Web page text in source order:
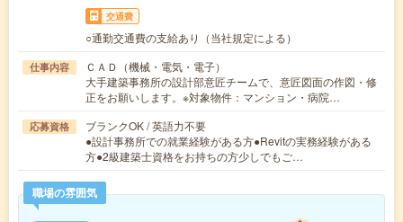
交通費
○通勤交通費の支給あり（当社規定による）
仕事内容
ＣＡＤ（機械・電気・電子）
大手建築事務所の設計部意匠チームで、意匠図面の作図・修
正をお願いします。※対象物件：マンション・病院…
応募資格
ブランクOK / 英語力不要
●設計事務所での就業経験がある方●Revitの実務経験がある
方●2級建築士資格をお持ちの方少しでもご…
職場の雰囲気